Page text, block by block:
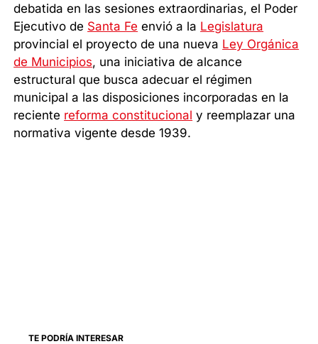
debatida en las sesiones extraordinarias, el Poder
Ejecutivo de Santa Fe envió a la Legislatura
provincial el proyecto de una nueva Ley Orgánica
de Municipios, una iniciativa de alcance
estructural que busca adecuar el régimen
municipal a las disposiciones incorporadas en la
reciente reforma constitucional y reemplazar una
normativa vigente desde 1939.
TE PODRÍA INTERESAR